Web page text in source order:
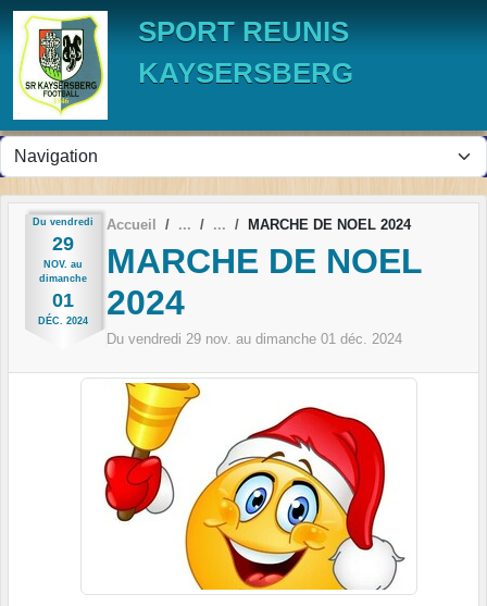
SPORT REUNIS
KAYSERSBERG
Du vendredi
29
NOV. au
dimanche
01
DÉC. 2024
Accueil MARCHE DE NOEL 2024
MARCHE DE NOEL
2024
Du vendredi 29 nov. au dimanche 01 déc. 2024
Panneau de gestion des cookies